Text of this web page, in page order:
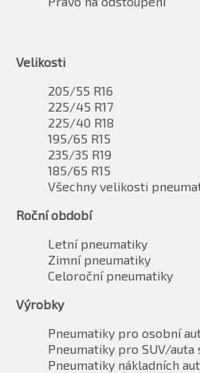
Velikosti
205/55 R16
225/45 R17
225/40 R18
195/65 R15
235/35 R19
185/65 R15
Všechny velikosti
Roční období
Letní pneumatiky
Zimní pneumatiky
Celoroční pneumatiky
Výrobky
Pneumatiky pro osobní
Pneumatiky pro SUV/
Pneumatiky nákladních aut